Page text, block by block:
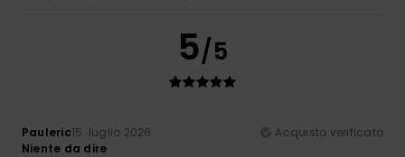
5/5
Pauleric15. luglio 2026
Acquisto verificato
Niente da dire